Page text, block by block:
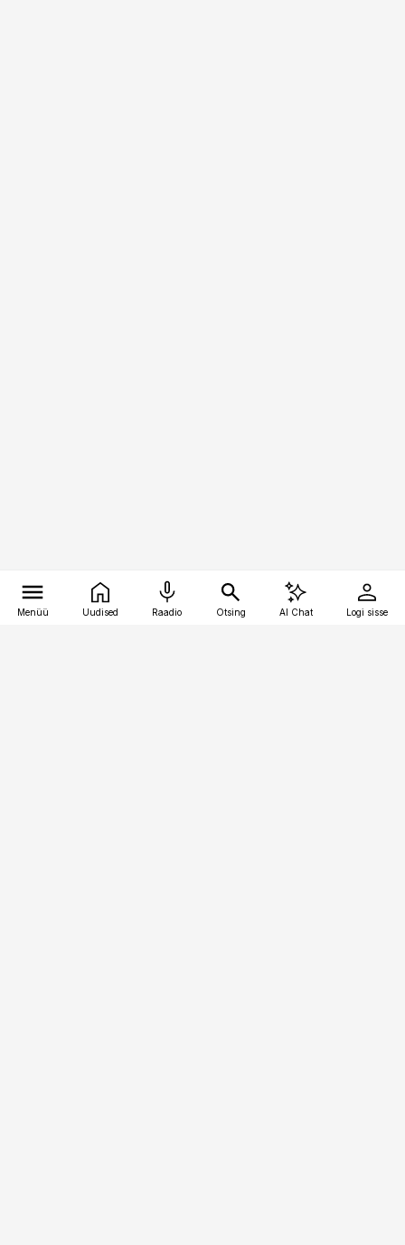
Menüü Uudised Raadio Otsing AI Chat Logi sisse